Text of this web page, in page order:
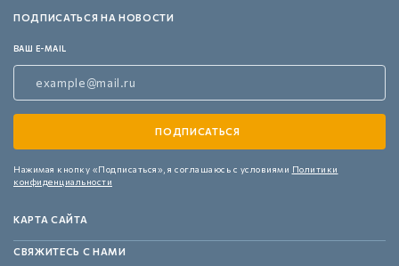
ПОДПИСАТЬСЯ НА НОВОСТИ
ВАШ E-MAIL
Нажимая кнопку «Подписаться», я соглашаюсь с условиями Политики
конфиденциальности
КАРТА САЙТА
СВЯЖИТЕСЬ С НАМИ